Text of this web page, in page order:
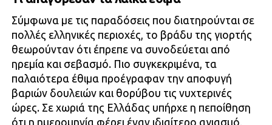
Σύμφωνα με τις παραδόσεις που διατηρούνται σε
πολλές ελληνικές περιοχές, το βράδυ της γιορτής
θεωρούνταν ότι έπρεπε να συνοδεύεται από
ηρεμία και σεβασμό. Πιο συγκεκριμένα, τα
παλαιότερα έθιμα προέγραφαν την αποφυγή
βαριών δουλειών και θορύβου τις νυχτερινές
ώρες. Σε χωριά της Ελλάδας υπήρχε η πεποίθηση
ότι η ημερομηνία φέρει έναν ιδιαίτερο αγιασμό,